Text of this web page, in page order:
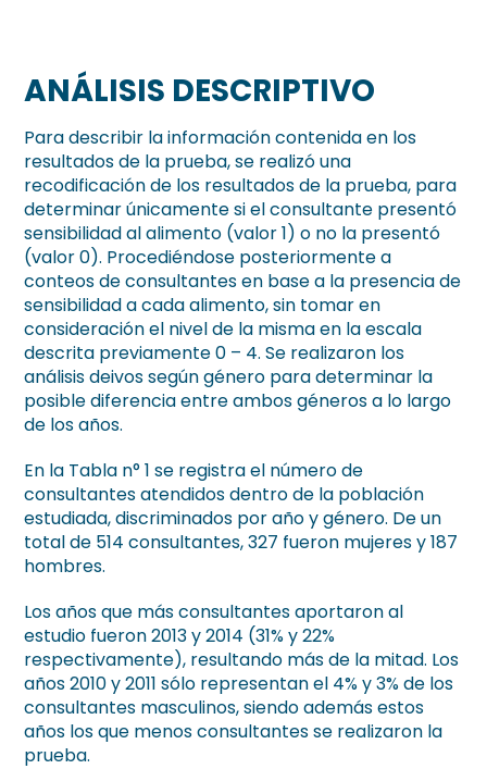
ANÁLISIS DESCRIPTIVO
Para describir la información contenida en los
resultados de la prueba, se realizó una
recodificación de los resultados de la prueba, para
determinar únicamente si el consultante presentó
sensibilidad al alimento (valor 1) o no la presentó
(valor 0). Procediéndose posteriormente a
conteos de consultantes en base a la presencia de
sensibilidad a cada alimento, sin tomar en
consideración el nivel de la misma en la escala
descrita previamente 0 – 4. Se realizaron los
análisis deivos según género para determinar la
posible diferencia entre ambos géneros a lo largo
de los años.
En la Tabla n° 1 se registra el número de
consultantes atendidos dentro de la población
estudiada, discriminados por año y género. De un
total de 514 consultantes, 327 fueron mujeres y 187
hombres.
Los años que más consultantes aportaron al
estudio fueron 2013 y 2014 (31% y 22%
respectivamente), resultando más de la mitad. Los
años 2010 y 2011 sólo representan el 4% y 3% de los
consultantes masculinos, siendo además estos
años los que menos consultantes se realizaron la
prueba.